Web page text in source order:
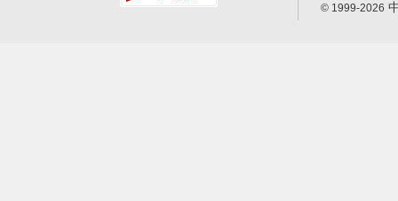
© 1999-2026